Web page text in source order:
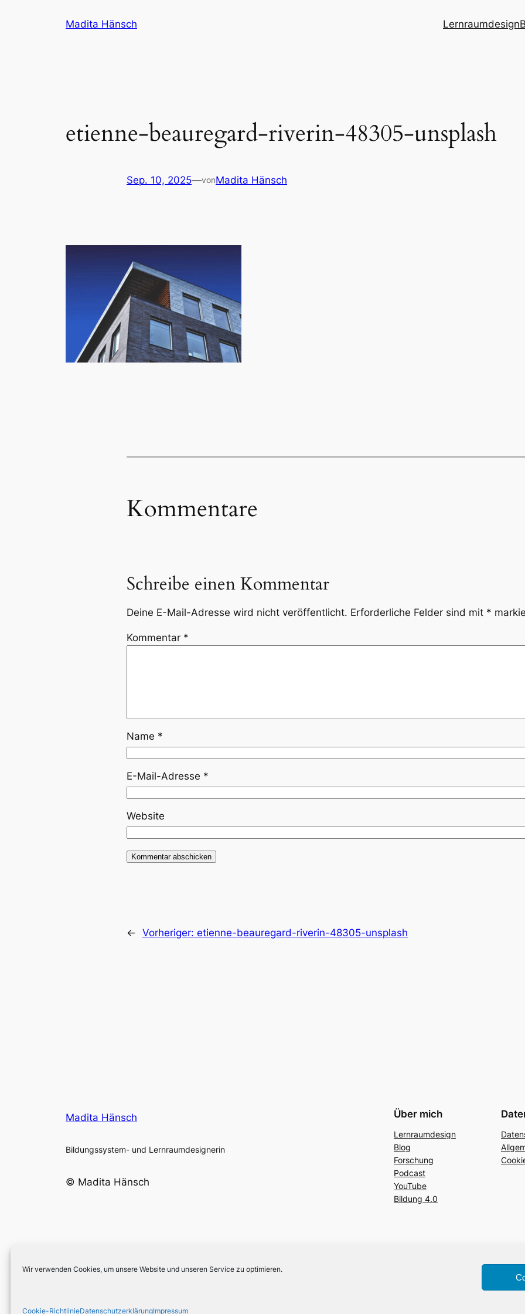
Wir verwenden Cookies, um unsere Website und unseren Service zu optimieren.
Cookie-RichtlinieDatenschutzerklärungImpressum
Madita Hänsch Lernraumdesign
etienne-beauregard-riverin-48305-unsplash
Sep. 10, 2025—vonMadita Hänsch
Kommentare
Schreibe einen Kommentar
Deine E-Mail-Adresse wird nicht veröffentlicht. Erforderliche Felder sind mit *
Kommentar *
Name *
E-Mail-Adresse *
Website
← Vorheriger: etienne-beauregard-riverin-48305-unsplash
Madita Hänsch
Bildungssystem- und Lernraumdesignerin
© Madita Hänsch
Über mich
Lernraumdesign
Blog
Forschung
Podcast
YouTube
Bildung 4.0